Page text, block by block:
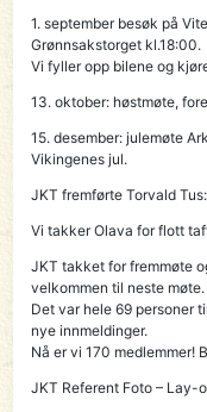
1. september besøk på
Grønnsakstorget kl.18:00.
Vi fyller opp bilene og
13. oktober: høstmøte,
15. desember: julemøte
Vikingenes jul.
JKT fremførte Torvald
Vi takker Olava for flott
JKT takket for fremmøte
velkommen til neste møte.
Det var hele 69 personer
nye innmeldinger.
Nå er vi 170 medlemmer!
JKT Referent Foto – Lay-